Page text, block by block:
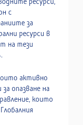
с
за
ресурси в
на тези
активно
опазване на
които